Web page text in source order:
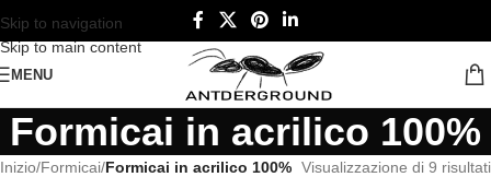
Skip to navigation
Skip to main content
MENU
Formicai in acrilico 100%
Inizio/Formicai/Formicai in acrilico 100% Visualizzazione di 9 risultati